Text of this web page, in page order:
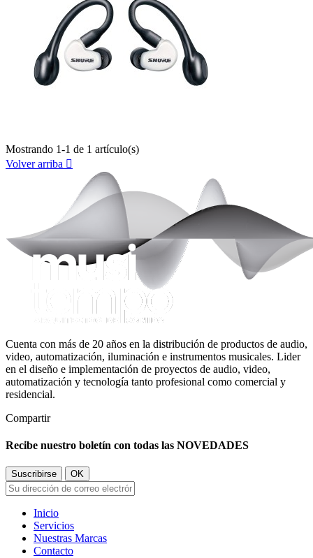
Mostrando 1-1 de 1 artículo(s)
Volver arriba 
Cuenta con más de 20 años en la distribución de productos de audio,
video, automatización, iluminación e instrumentos musicales. Lider
en el diseño e implementación de proyectos de audio, video,
automatización y tecnología tanto profesional como comercial y
residencial.
Compartir
Recibe nuestro boletín con todas las NOVEDADES
Inicio
Servicios
Nuestras Marcas
Contacto